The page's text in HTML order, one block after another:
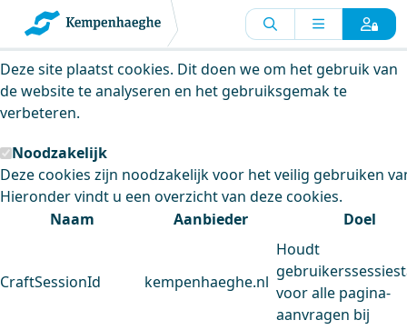
Kempenhaeghe maakt gebruik van
cookies
Deze site plaatst cookies. Dit doen we om het gebruik van
de website te analyseren en het gebruiksgemak te
verbeteren.
Noodzakelijk
Deze cookies zijn noodzakelijk voor het veilig gebruiken
Hieronder vindt u een overzicht van deze cookies.
Naam
Aanbieder Doel
CraftSessionId kempenhaeghe.nl
Houdt
voor alle pagina-
aanvragen bij